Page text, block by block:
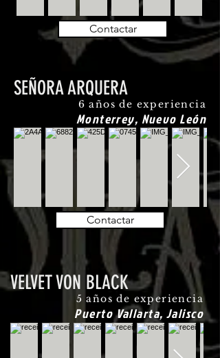
Contactar
SEÑORA ARQUERA
6 años de experiencia
Monterrey, Nuevo León
Contactar
VELVET VON BLACK
5 años de experiencia
Puerto Vallarta, Jalisco